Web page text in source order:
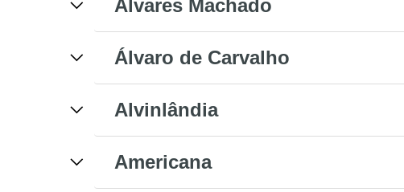
Álvares Machado
Álvaro de Carvalho
Alvinlândia
Americana